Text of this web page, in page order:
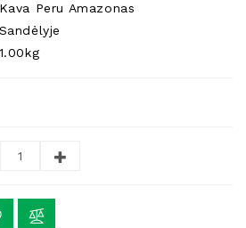
Kava Peru Amazonas
Sandėlyje
1.00kg